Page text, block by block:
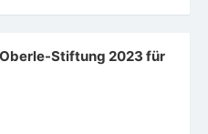
Stiftung 2023 für